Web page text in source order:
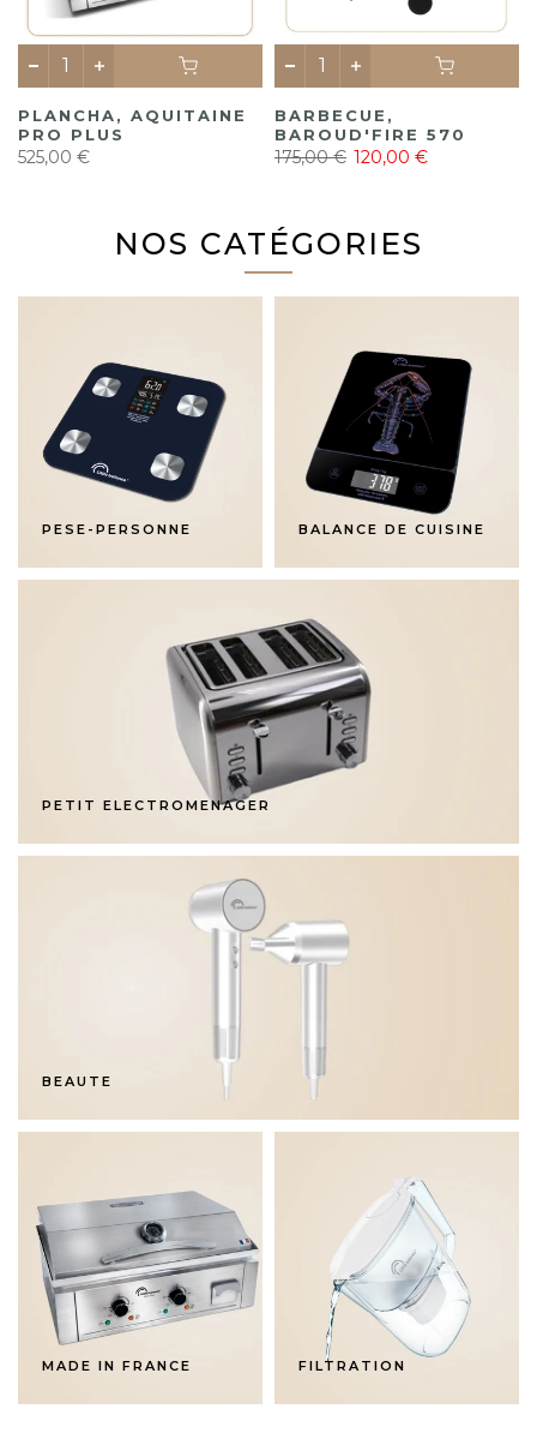
PLANCHA, AQUITAINE
PRO PLUS
525,00 €
BARBECUE,
BAROUD'FIRE 570
175,00 € 120,00 €
NOS CATÉGORIES
PESE-PERSONNE BALANCE DE CUISINE
PETIT ELECTROMENAGER
BEAUTE
MADE IN FRANCE FILTRATION